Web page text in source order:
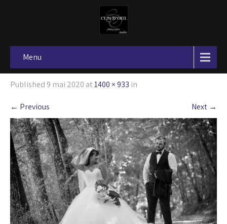
Menu
Published 9 mai 2020 at1400 × 933 in
← Previous Next →